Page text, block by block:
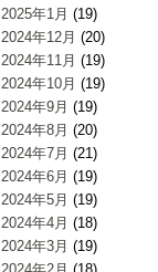
2025年1月 (19)
2024年12月 (20)
2024年11月 (19)
2024年10月 (19)
2024年9月 (19)
2024年8月 (20)
2024年7月 (21)
2024年6月 (19)
2024年5月 (19)
2024年4月 (18)
2024年3月 (19)